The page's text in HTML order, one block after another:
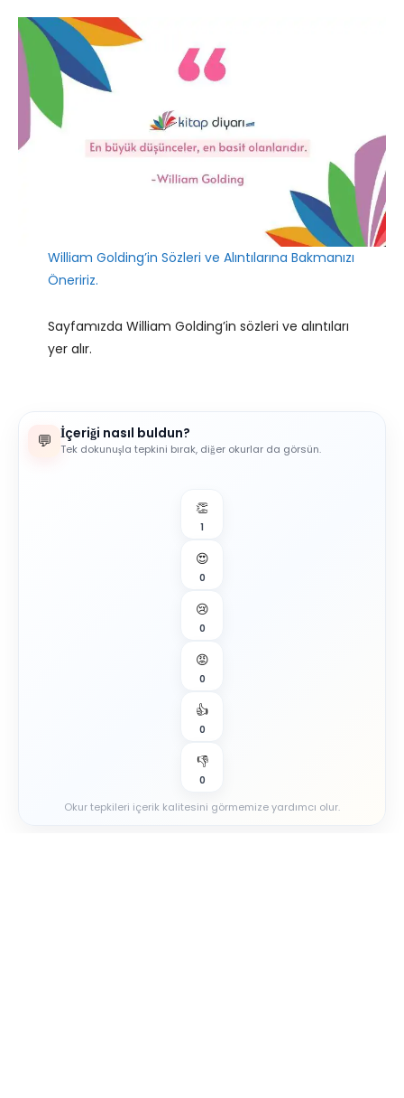
William Golding’in Sözleri ve Alıntılarına Bakmanızı
Öneririz.
Sayfamızda William Golding’in sözleri ve alıntıları
yer alır.
💬 İçeriği nasıl buldun?
Tek dokunuşla tepkini bırak, diğer okurlar da görsün.
👏
1
😍
0
😢
0
😡
0
👍
0
👎
0
Okur tepkileri içerik kalitesini görmemize yardımcı olur.